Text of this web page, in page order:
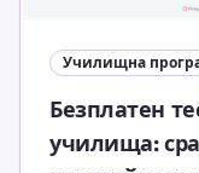
Училищна
Безплатен
училища: